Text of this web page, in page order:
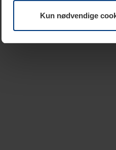
Kun nødvendige